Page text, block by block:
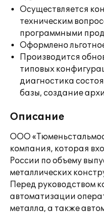
Осуществляется
техническим
программными
Оформлено
Производится
типовых
диагностика
базы, создание
Описание
ООО
компания, которая
России по объему
металлических
Перед руководством
автоматизации
металла, а также